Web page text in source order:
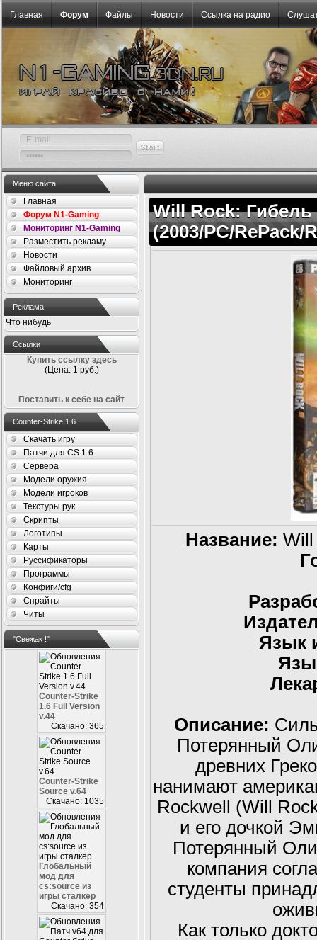
Главная Форум Файлы Новости Ссылка на радио
Меню сайта
Главная
Форум N1-Gaming
Мониторинг N1-Gaming
Разместить рекламу
Новости
Файловый архив
Мониторинг
Реклама
Что нибудь
Ссылки
Купить ссылку здесь
(Цена: 1 руб.)
Поставить к себе на сайт
Counter-Strike 1.6
Скачать игру
Патчи для CS 1.6
Сервера
Модели оружия
Модели игроков
Текстуры рук
Скрипты
Логотипы
Карты
Руссификаторы
Программы
Конфиги/cfg
Спрайты
Читы
"Свежак !"
Counter-Strike
1.6 Full Version
v.44
Скачано: 365
Counter-Strike
Source v.64
Скачано: 1035
Глобальный
мод для
cs:source из
игры сталкер
Скачано: 354
Will Rock:
(2003/PC/RePack/
Название: Will
Язык
Описание:
Потерянный
древних
нанимают
Rockwell (Will
и его дочкой
Потерянный
компания
студенты
Как только